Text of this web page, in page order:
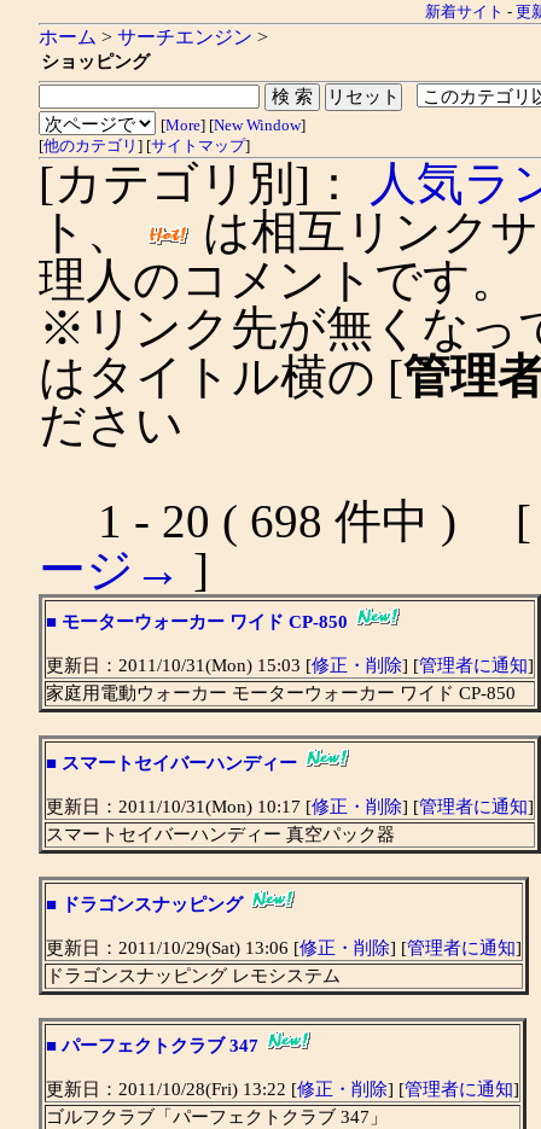
新着サイト - 更
ホーム > サーチエンジン >
ショッピング
[More] [New Window]
[他のカテゴリ ] [サイトマップ]
[カテゴリ別]：
人気ラ
ト、
は相互リンク
理人のコメントです。
※リンク先が無くなっ
はタイトル横の [管理
ださい
1 - 20 ( 698 件中 )
ージ→ ]
■ モーターウォーカー ワイド CP-850
更新日：2011/10/31(Mon) 15:03 [修正・削除] [管理者に通知]
家庭用電動ウォーカー モーターウォーカー ワイド CP-850
■ スマートセイバーハンディー
更新日：2011/10/31(Mon) 10:17 [修正・削除] [管理者に通知]
スマートセイバーハンディー 真空パック器
■ ドラゴンスナッピング
更新日：2011/10/29(Sat) 13:06 [修正・削除] [管理者に通知]
ドラゴンスナッピング レモシステム
■ パーフェクトクラブ 347
更新日：2011/10/28(Fri) 13:22 [修正・削除] [管理者に通知]
ゴルフクラブ「パーフェクトクラブ 347」